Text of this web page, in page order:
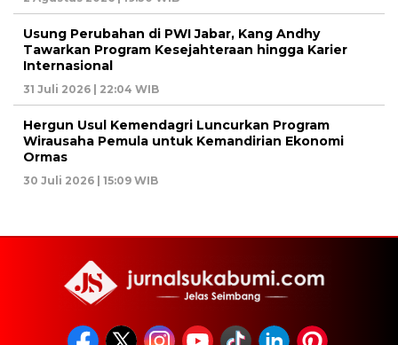
Usung Perubahan di PWI Jabar, Kang Andhy
Tawarkan Program Kesejahteraan hingga Karier
Internasional
31 Juli 2026 | 22:04 WIB
Hergun Usul Kemendagri Luncurkan Program
Wirausaha Pemula untuk Kemandirian Ekonomi
Ormas
30 Juli 2026 | 15:09 WIB